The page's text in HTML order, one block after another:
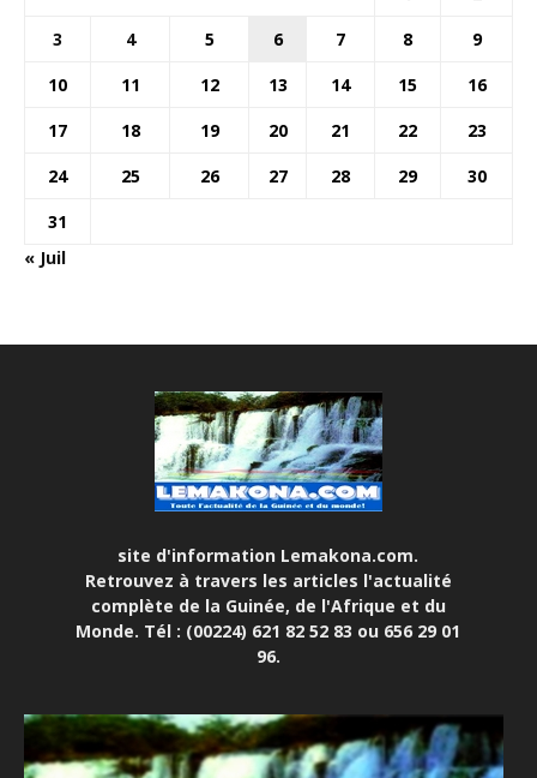
3
4 5 6 7 8
9
10
11 12 13 14 15
16
17
18 19 20 21 22
23
24
25 26 27 28 29
30
31
« Juil
site d'information Lemakona.com.
Retrouvez à travers les articles l'actualité
complète de la Guinée, de l'Afrique et du
Monde. Tél : (00224) 621 82 52 83 ou 656 29 01
96.